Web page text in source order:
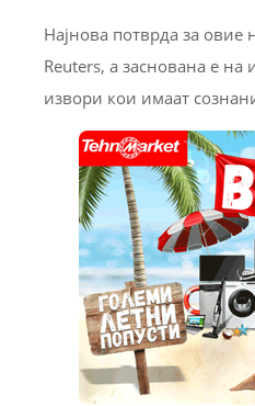
Најнова потврда за овие
Reuters, а заснована е
извори кои имаат